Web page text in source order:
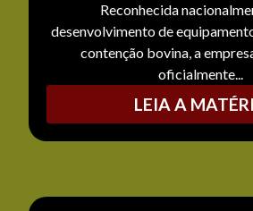
Reconhecida
desenvolvimento de
contenção bovina, a
oficialmente...
LEIA A